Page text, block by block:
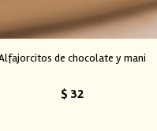
de chocolate y mani
$ 32